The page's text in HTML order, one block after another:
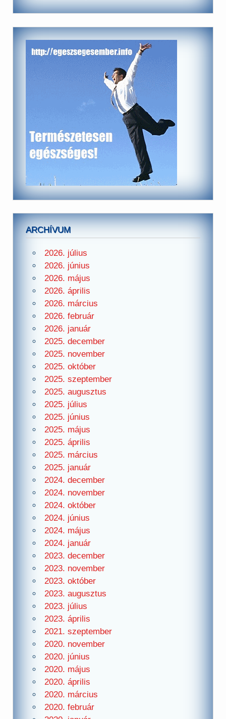
ARCHÍVUM
2026. július
2026. június
2026. május
2026. április
2026. március
2026. február
2026. január
2025. december
2025. november
2025. október
2025. szeptember
2025. augusztus
2025. július
2025. június
2025. május
2025. április
2025. március
2025. január
2024. december
2024. november
2024. október
2024. június
2024. május
2024. január
2023. december
2023. november
2023. október
2023. augusztus
2023. július
2023. április
2021. szeptember
2020. november
2020. június
2020. május
2020. április
2020. március
2020. február